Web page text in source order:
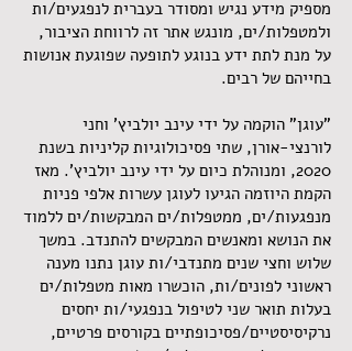
מספיק מידע נגיש ומסודר בעברית לנפגעים/ות
ולמטפלות/ים, מונגש אתר זה לרווחת הציבור,
על מנת לתת ידע בנוגע לתופעה שפוגעת אנושות
בחייהם של רבים.
"עוגן" הוקמה על ידי עינב יולביץ' וחני
לורנצי-אורן, שתי פסיכולוגיות קליניות בשנת
2020, ומנוהלת כיום על ידי עינב יולביץ'. מאז
הקמת היוזמה הגיעו לעוגן עשרות אלפי פניות
מנפגעות/ים, ממטפלות/ים המבקשות/ים ללמוד
את הנושא ומאנשים המבקשים להתנדב. במשך
שלוש וחצי שנים מתנדבי/ות עוגן נתנו מענה
ראשוני לפונים/ות, הוכשרו מאות מטפלות/ים
בעלות תואר שני לטיפול בנפגעי/ות יחסים
נרקיסיסטיים/פסיכופתיים בקורסים פרטיים,